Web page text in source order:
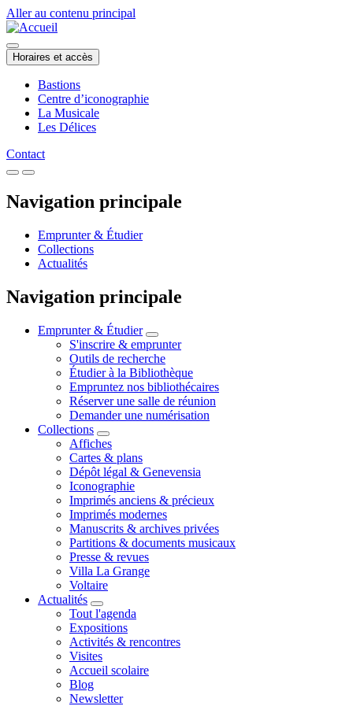
Aller au contenu principal
Horaires et accès
Bastions
Centre d’iconographie
La Musicale
Les Délices
Contact
Navigation principale
Emprunter & Étudier
Collections
Actualités
Navigation principale
Emprunter & Étudier
S'inscrire & emprunter
Outils de recherche
Étudier à la Bibliothèque
Empruntez nos bibliothécaires
Réserver une salle de réunion
Demander une numérisation
Collections
Affiches
Cartes & plans
Dépôt légal & Genevensia
Iconographie
Imprimés anciens & précieux
Imprimés modernes
Manuscrits & archives privées
Partitions & documents musicaux
Presse & revues
Villa La Grange
Voltaire
Actualités
Tout l'agenda
Expositions
Activités & rencontres
Visites
Accueil scolaire
Blog
Newsletter